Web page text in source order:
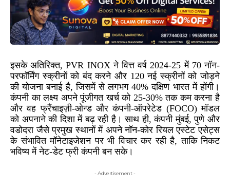
इसके अतिरिक्त, PVR INOX ने वित्त वर्ष 2024-25 में 70 नॉन-
परफॉर्मिंग स्क्रीनों को बंद करने और 120 नई स्क्रीनों को जोड़ने
की योजना बनाई है, जिसमें से लगभग 40% दक्षिण भारत में होंगी।
कंपनी का लक्ष्य अपने पूंजीगत खर्च को 25-30% तक कम करना है
और वह फ्रैंचाइज़ी-ओन्ड और कंपनी-ऑपरेटेड (FOCO) मॉडल
को अपनाने की दिशा में बढ़ रही है। साथ ही, कंपनी मुंबई, पुणे और
वडोदरा जैसे प्रमुख स्थानों में अपने नॉन-कोर रियल एस्टेट एसेट्स
के संभावित मॉनेटाइजेशन पर भी विचार कर रही है, ताकि निकट
भविष्य में नेट-डेट फ्री कंपनी बन सके।
- Advertisement -